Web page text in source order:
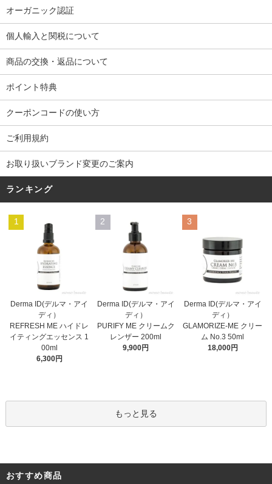
オーガニック認証
個人輸入と関税について
商品の交換・返品について
ポイント特典
クーポンコードの使い方
ご利用規約
お取り扱いブランド変更のご案内
ランキング
1
Derma ID(デルマ・アイ
ディ）
REFRESH ME ハイドレ
イティングエッセンス 1
00ml
6,300円
2
Derma ID(デルマ・アイ
ディ）
PURIFY ME クリームク
レンザー 200ml
9,900円
3
Derma ID(デルマ・アイ
ディ）
GLAMORIZE-ME クリー
ム No.3 50ml
18,000円
もっと見る
おすすめ商品